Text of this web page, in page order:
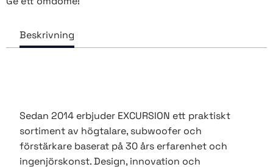
Sedan 2014 erbjuder EXCURSION ett praktiskt
sortiment av högtalare, subwoofer och
förstärkare baserat på 30 års erfarenhet och
ingenjörskonst. Design, innovation och